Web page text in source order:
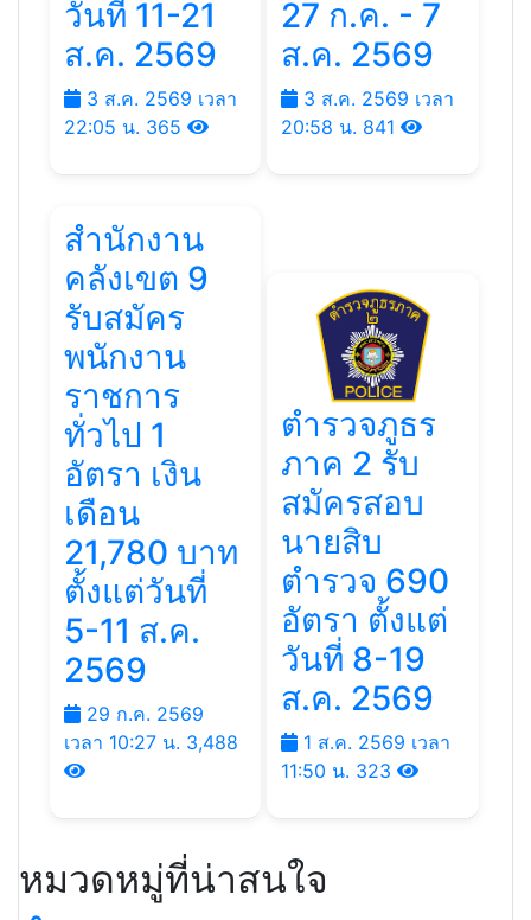
วันที่ 11-21
ส.ค. 2569
3 ส.ค. 2569 เวลา
22:05 น. 365
27 ก.ค. - 7
ส.ค. 2569
3 ส.ค. 2569 เวลา
20:58 น. 841
สำนักงาน
คลังเขต 9
รับสมัคร
พนักงาน
ราชการ
ทั่วไป 1
อัตรา เงิน
เดือน
21,780 บาท
ตั้งแต่วันที่
5-11 ส.ค.
2569
เวลา 10:27 น. 3,488
ตำรวจภูธร
ภาค 2 รับ
สมัครสอบ
นายสิบ
ตำรวจ 690
อัตรา ตั้งแต่
วันที่ 8-19
ส.ค. 2569
1 ส.ค. 2569 เวลา
11:50 น.